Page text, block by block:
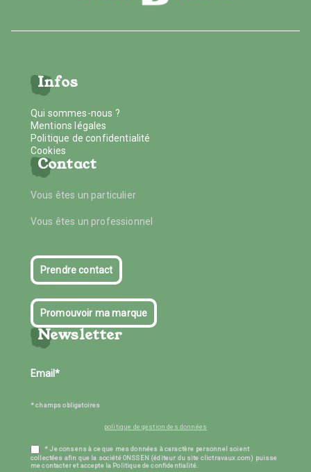
Infos
Qui sommes-nous ?
Mentions légales
Politique de confidentialité
Cookies
Contact
Vous êtes un particulier
Vous êtes un professionnel
Prendre contact
Promouvoir ma marque
Newsletter
* champs obligatoires
politique de gestion des données
* Je consens à ce que mes données à caractère personnel soient
collectées afin que la société ONSSEN (éditeur du site clictravaux.com) puisse
me contacter et accepte la Politique de confidentialité.